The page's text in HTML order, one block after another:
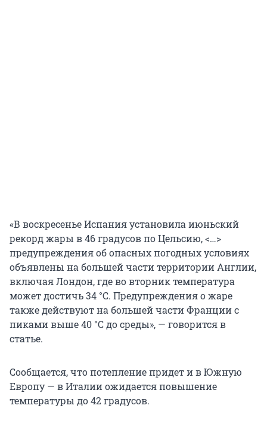
«В воскресенье Испания установила июньский
рекорд жары в 46 градусов по Цельсию, <…>
предупреждения об опасных погодных условиях
объявлены на большей части территории Англии,
включая Лондон, где во вторник температура
может достичь 34 °C. Предупреждения о жаре
также действуют на большей части Франции с
пиками выше 40 °C до среды», — говорится в
статье.
Сообщается, что потепление придет и в Южную
Европу — в Италии ожидается повышение
температуры до 42 градусов.